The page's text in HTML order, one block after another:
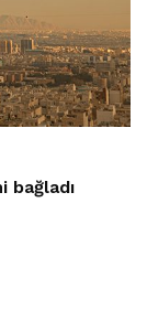
bağladı